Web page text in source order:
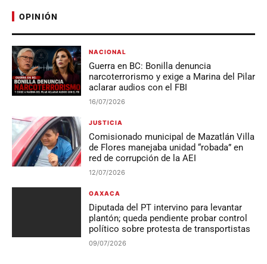
OPINIÓN
NACIONAL
Guerra en BC: Bonilla denuncia
narcoterrorismo y exige a Marina del Pilar
aclarar audios con el FBI
16/07/2026
JUSTICIA
Comisionado municipal de Mazatlán Villa
de Flores manejaba unidad “robada” en
red de corrupción de la AEI
12/07/2026
OAXACA
Diputada del PT intervino para levantar
plantón; queda pendiente probar control
político sobre protesta de transportistas
09/07/2026